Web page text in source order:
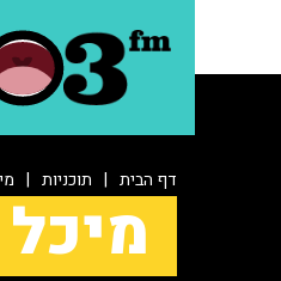
דף הבית | תוכניות |